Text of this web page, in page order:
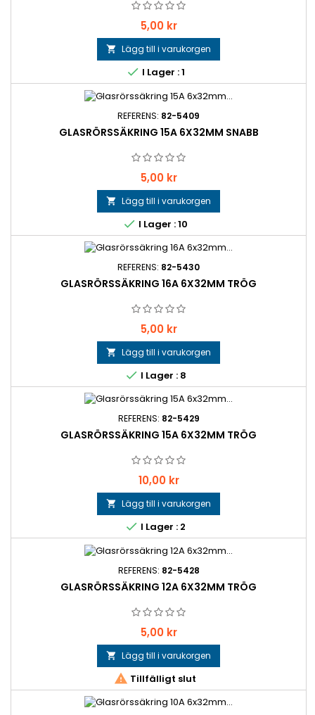
Pris
5,00 kr
 Lägg till i varukorgen
 I Lager : 1
REFERENS: 82-5409
GLASRÖRSSÄKRING 15A 6X32MM SNABB
Pris
5,00 kr
 Lägg till i varukorgen
 I Lager : 10
REFERENS: 82-5430
GLASRÖRSSÄKRING 16A 6X32MM TRÖG
Pris
5,00 kr
 Lägg till i varukorgen
 I Lager : 8
REFERENS: 82-5429
GLASRÖRSSÄKRING 15A 6X32MM TRÖG
Pris
10,00 kr
 Lägg till i varukorgen
 I Lager : 2
REFERENS: 82-5428
GLASRÖRSSÄKRING 12A 6X32MM TRÖG
Pris
5,00 kr
 Lägg till i varukorgen
 Tillfälligt slut